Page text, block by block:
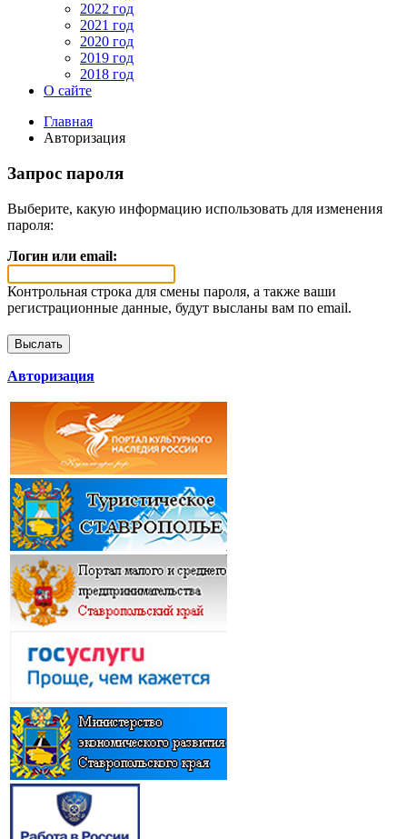
2022 год
2021 год
2020 год
2019 год
2018 год
О сайте
Главная
Авторизация
Запрос пароля
Выберите, какую информацию использовать для изменения
пароля:
Логин или email:
Контрольная строка для смены пароля, а также ваши
регистрационные данные, будут высланы вам по email.
Авторизация